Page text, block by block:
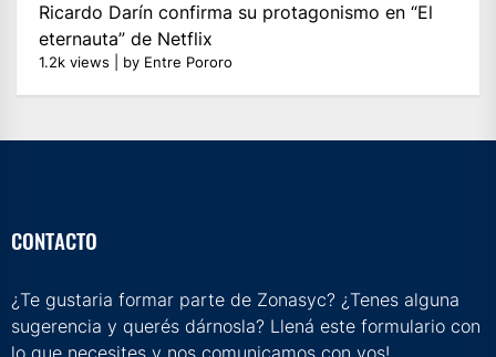
Ricardo Darín confirma su protagonismo en “El
eternauta” de Netflix
1.2k views by Entre Pororo
CONTACTO
¿Te gustaria formar parte de Zonasyc? ¿Tenes alguna
sugerencia y querés dárnosla? Llená este formulario con